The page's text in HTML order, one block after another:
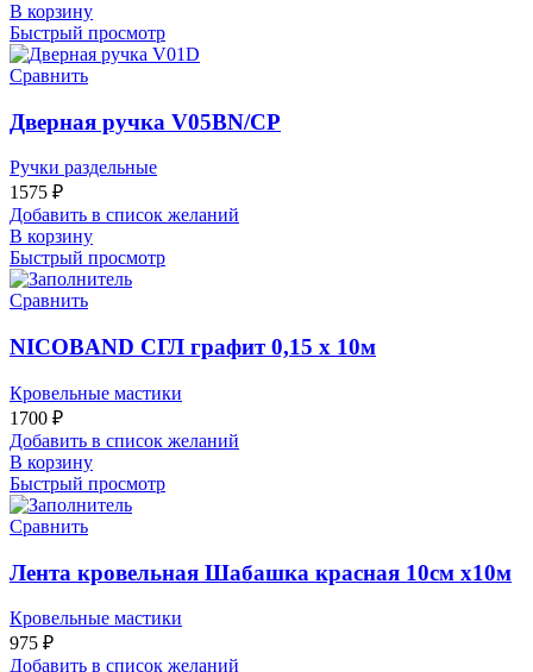
В корзину
Быстрый просмотр
Сравнить
Дверная ручка V05BN/CP
Ручки раздельные
1575 ₽
Добавить в список желаний
В корзину
Быстрый просмотр
Сравнить
NICOBAND СГЛ графит 0,15 х 10м
Кровельные мастики
1700 ₽
Добавить в список желаний
В корзину
Быстрый просмотр
Сравнить
Лента кровельная Шабашка красная 10см х10м
Кровельные мастики
975 ₽
Добавить в список желаний